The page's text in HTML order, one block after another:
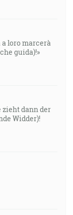
a loro marcerà
guida)!»
zieht dann der
Widder)!